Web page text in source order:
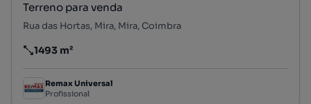
Terreno para venda
Rua das Hortas, Mira, Mira, Coimbra
Preço por metro quadrado
1493 m²
Remax Universal
Profissional